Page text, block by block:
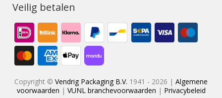
Veilig betalen
Copyright © Vendrig Packaging B.V. 1941 - 2026 | Algemene
voorwaarden | VUNL branchevoorwaarden | Privacybeleid